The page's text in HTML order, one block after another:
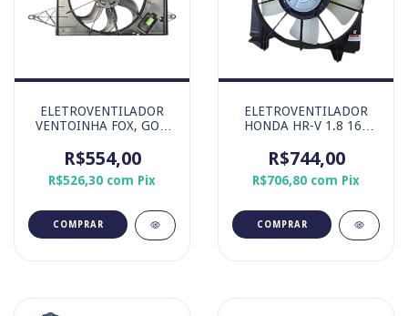
ELETROVENTILADOR
VENTOINHA FOX, GOL,
R$554,00
R$526,30 com Pix
ELETROVENTILADOR
HONDA HR-V 1.8 16v
MOTORISTA
R$744,00
R$706,80 com Pix